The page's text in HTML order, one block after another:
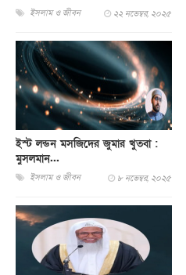
ইসলাম ও জীবন ২২ নভেম্বর, ২০২৫
ইস্ট লন্ডন মসজিদের জুমার খুতবা :
মুসলমান...
ইসলাম ও জীবন ৮ নভেম্বর, ২০২৫